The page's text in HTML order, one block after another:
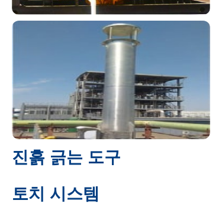
토치 시스템
진흙 긁는 도구